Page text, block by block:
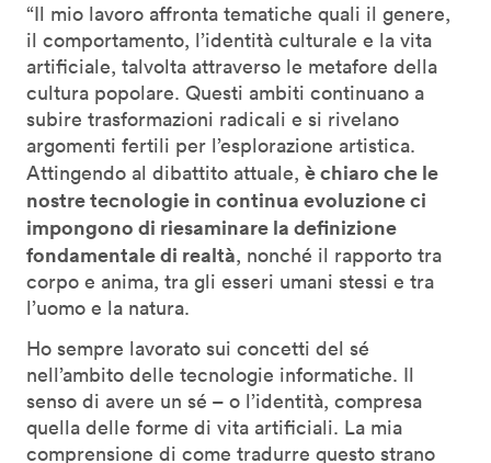
“Il mio lavoro affronta tematiche quali il genere,
il comportamento, l’identità culturale e la vita
artificiale, talvolta attraverso le metafore della
cultura popolare. Questi ambiti continuano a
subire trasformazioni radicali e si rivelano
argomenti fertili per l’esplorazione artistica.
Attingendo al dibattito attuale, è chiaro che le
nostre tecnologie in continua evoluzione ci
impongono di riesaminare la definizione
fondamentale di realtà, nonché il rapporto tra
corpo e anima, tra gli esseri umani stessi e tra
l’uomo e la natura.
Ho sempre lavorato sui concetti del sé
nell’ambito delle tecnologie informatiche. Il
senso di avere un sé – o l’identità, compresa
quella delle forme di vita artificiali. La mia
comprensione di come tradurre questo strano